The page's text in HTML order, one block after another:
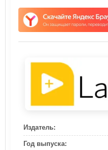
Издатель:
Год выпуска: